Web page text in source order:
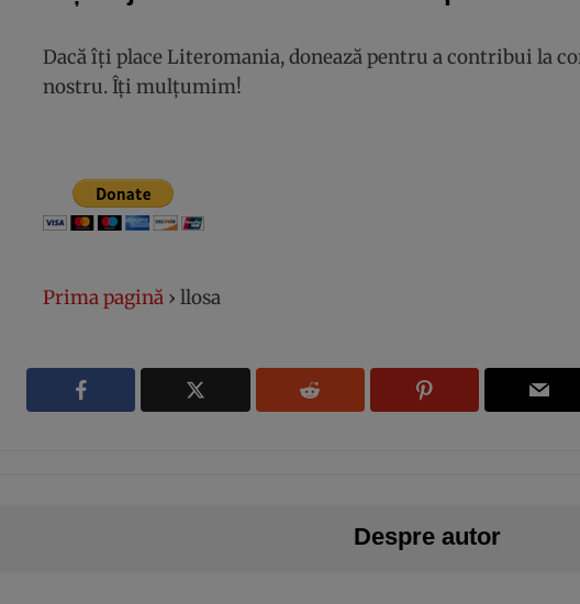
Dacă îți place Literomania, donează pentru a contribui la
nostru. Îți mulțumim!
Prima pagină › llosa
Despre autor